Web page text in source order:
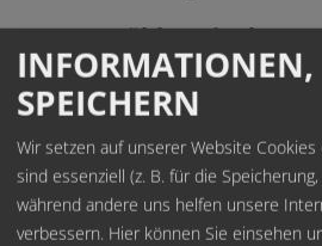
Wählen Sie Ihr
Detailinfomationen
INFORMATIONEN,
SPEICHERN
Wir setzen auf unserer Website Cookies
sind essenziell (z. B. für die
während andere uns helfen unsere
verbessern. Hier können Sie einsehen